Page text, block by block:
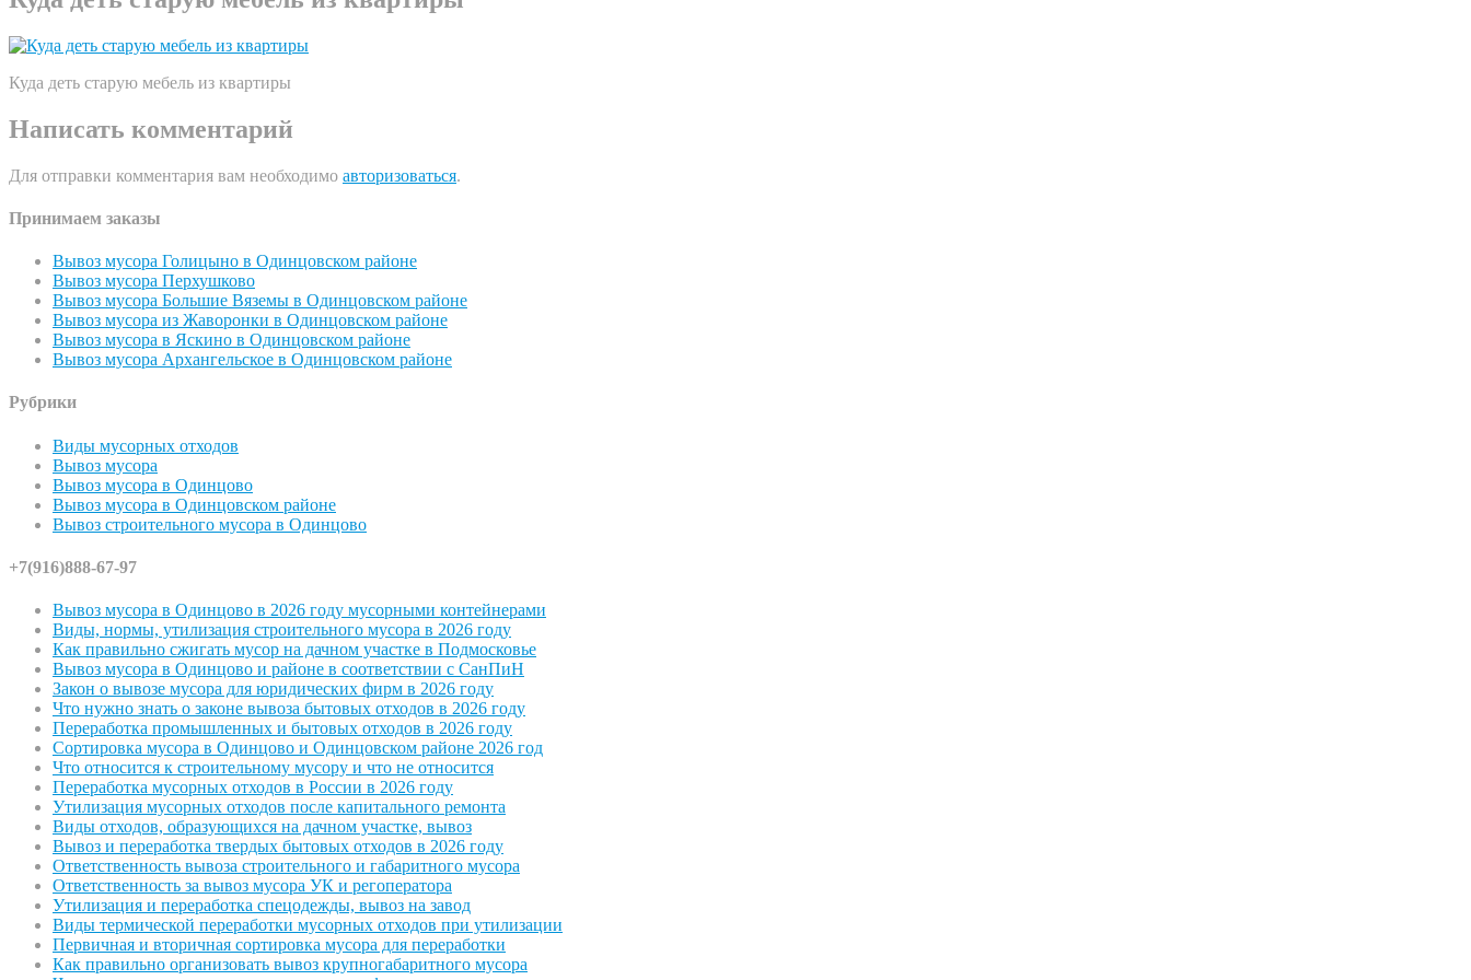
Куда деть старую мебель из квартиры
Написать комментарий
Для отправки комментария вам необходимо авторизоваться.
Принимаем заказы
Вывоз мусора Голицыно в Одинцовском районе
Вывоз мусора Перхушково
Вывоз мусора Большие Вяземы в Одинцовском районе
Вывоз мусора из Жаворонки в Одинцовском районе
Вывоз мусора в Яскино в Одинцовском районе
Вывоз мусора Архангельское в Одинцовском районе
Рубрики
Виды мусорных отходов
Вывоз мусора
Вывоз мусора в Одинцово
Вывоз мусора в Одинцовском районе
Вывоз строительного мусора в Одинцово
+7(916)888-67-97
Вывоз мусора в Одинцово в 2026 году мусорными контейнерами
Виды, нормы, утилизация строительного мусора в 2026 году
Как правильно сжигать мусор на дачном участке в Подмосковье
Вывоз мусора в Одинцово и районе в соответствии с СанПиН
Закон о вывозе мусора для юридических фирм в 2026 году
Что нужно знать о законе вывоза бытовых отходов в 2026 году
Переработка промышленных и бытовых отходов в 2026 году
Сортировка мусора в Одинцово и Одинцовском районе 2026 год
Что относится к строительному мусору и что не относится
Переработка мусорных отходов в России в 2026 году
Утилизация мусорных отходов после капитального ремонта
Виды отходов, образующихся на дачном участке, вывоз
Вывоз и переработка твердых бытовых отходов в 2026 году
Ответственность вывоза строительного и габаритного мусора
Ответственность за вывоз мусора УК и регоператора
Утилизация и переработка спецодежды, вывоз на завод
Виды термической переработки мусорных отходов при утилизации
Первичная и вторичная сортировка мусора для переработки
Как правильно организовать вывоз крупногабаритного мусора